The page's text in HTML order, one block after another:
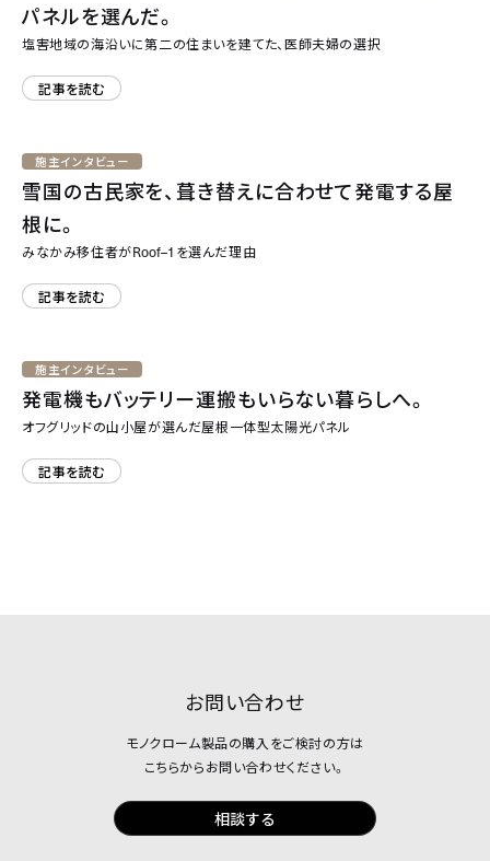
パネルを選んだ。
塩害地域の海沿いに第二の住まいを建てた、医師夫婦の選択
記事を読む
施主インタビュー
雪国の古民家を、葺き替えに合わせて発電する屋
根に。
みなかみ移住者がRoof–1 を選んだ理由
記事を読む
施主インタビュー
発電機もバッテリー運搬もいらない暮らしへ。
オフグリッドの山小屋が選んだ屋根一体型太陽光パネル
記事を読む
お問い合わせ
モノクローム製品の購入をご検討の方は
こちらからお問い合わせください。
相談する